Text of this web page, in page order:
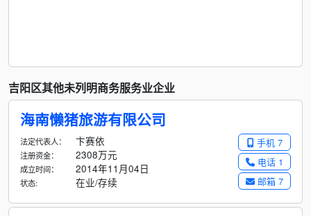
吉阳区其他未列明商务服务业企业
海南懒猪旅游有限公司
手机 7
电话 1
邮箱 7
法定代表人： 卞赛依
注册资金： 2308万元
成立时间： 2014年11月04日
状态: 在业/存续